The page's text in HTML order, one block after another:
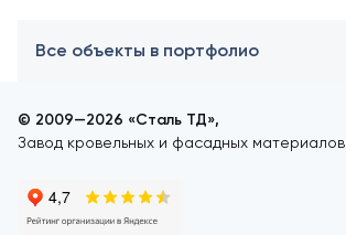
Все объекты в портфолио
© 2009—2026 «Сталь ТД»,
Завод кровельных и фасадных материалов